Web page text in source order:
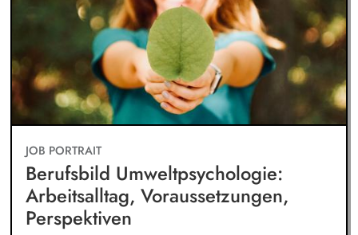
JOB PORTRAIT
Berufsbild Umweltpsychologie:
Arbeitsalltag, Voraussetzungen,
Perspektiven